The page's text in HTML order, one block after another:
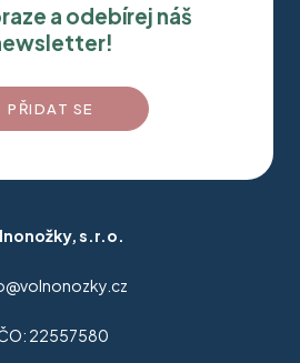
a odebírej náš
PŘIDAT SE
s.r.o.
22557580